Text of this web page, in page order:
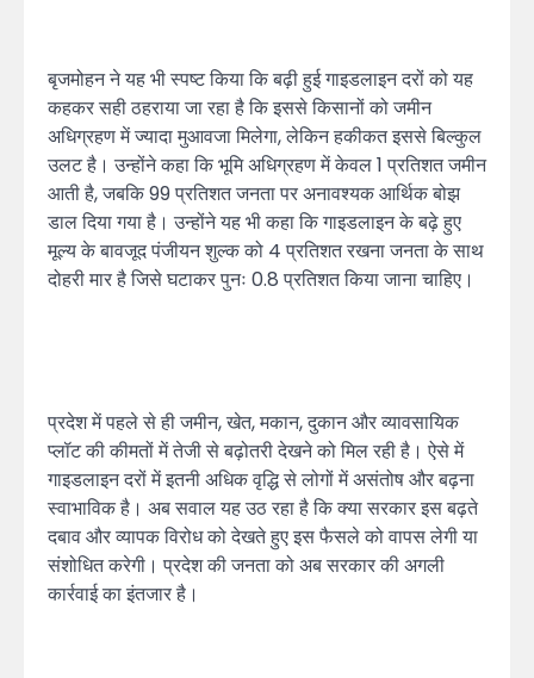
बृजमोहन ने यह भी स्पष्ट किया कि बढ़ी हुई गाइडलाइन दरों को यह
कहकर सही ठहराया जा रहा है कि इससे किसानों को जमीन
अधिग्रहण में ज्यादा मुआवजा मिलेगा, लेकिन हकीकत इससे बिल्कुल
उलट है। उन्होंने कहा कि भूमि अधिग्रहण में केवल 1 प्रतिशत जमीन
आती है, जबकि 99 प्रतिशत जनता पर अनावश्यक आर्थिक बोझ
डाल दिया गया है। उन्होंने यह भी कहा कि गाइडलाइन के बढ़े हुए
मूल्य के बावजूद पंजीयन शुल्क को 4 प्रतिशत रखना जनता के साथ
दोहरी मार है जिसे घटाकर पुनः 0.8 प्रतिशत किया जाना चाहिए।
प्रदेश में पहले से ही जमीन, खेत, मकान, दुकान और व्यावसायिक
प्लॉट की कीमतों में तेजी से बढ़ोतरी देखने को मिल रही है। ऐसे में
गाइडलाइन दरों में इतनी अधिक वृद्धि से लोगों में असंतोष और बढ़ना
स्वाभाविक है। अब सवाल यह उठ रहा है कि क्या सरकार इस बढ़ते
दबाव और व्यापक विरोध को देखते हुए इस फैसले को वापस लेगी या
संशोधित करेगी। प्रदेश की जनता को अब सरकार की अगली
कार्रवाई का इंतजार है।